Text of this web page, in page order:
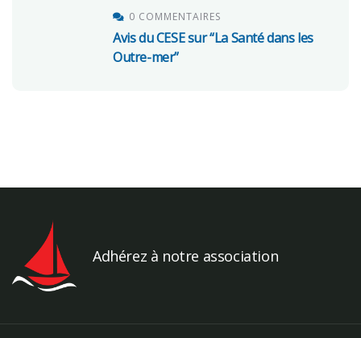
0 COMMENTAIRES
Avis du CESE sur “La Santé dans les
Outre-mer”
Adhérez à notre association